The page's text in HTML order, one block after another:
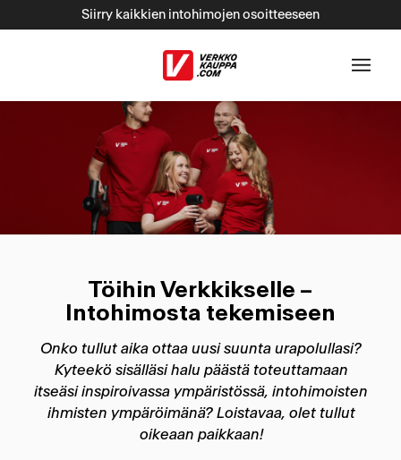
Siirry kaikkien intohimojen osoitteeseen
Töihin Verkkikselle –
Intohimosta tekemiseen
Onko tullut aika ottaa uusi suunta urapolullasi?
Kyteekö sisälläsi halu päästä toteuttamaan
itseäsi inspiroivassa ympäristössä, intohimoisten
ihmisten ympäröimänä? Loistavaa, olet tullut
oikeaan paikkaan!